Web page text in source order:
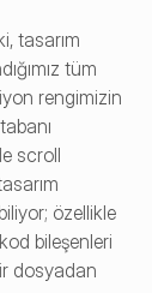
tasarım
tüm
rengimizin
scroll
özellikle
bileşenleri
dosyadan